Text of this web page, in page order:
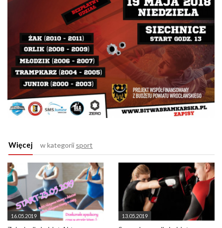
Więcej w kategorii sport
16.05.2019 13.05.2019